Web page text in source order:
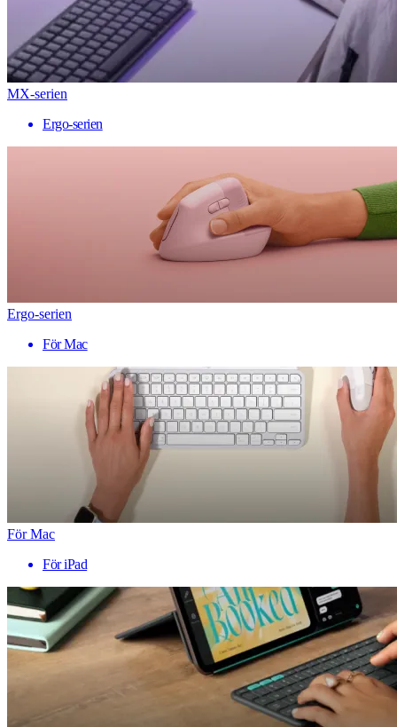
MX-serien
Ergo-serien
Ergo-serien
För Mac
För Mac
För iPad